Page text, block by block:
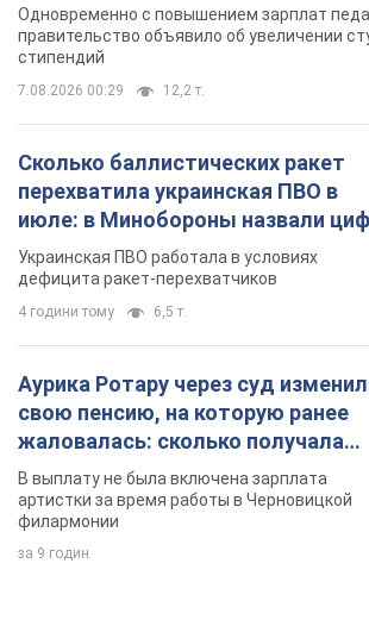
Украинская ПВО работала в условиях
дефицита ракет-перехватчиков
Аурика Ротару через суд изменила
свою пенсию, на которую ранее
жаловалась: сколько получала
певица
артистки за время работы в Черновицкой
филармонии
за 9 годин